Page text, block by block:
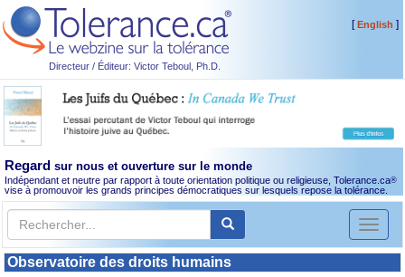
Directeur / Éditeur: Victor Teboul, Ph.D.
[English ]
Regard sur nous et ouverture sur le monde
Indépendant et neutre par rapport à toute orientation politique ou religieuse, Tolerance.ca®
vise à promouvoir les grands principes démocratiques sur lesquels repose la tolérance.
Toggle
Observatoire des droits humains